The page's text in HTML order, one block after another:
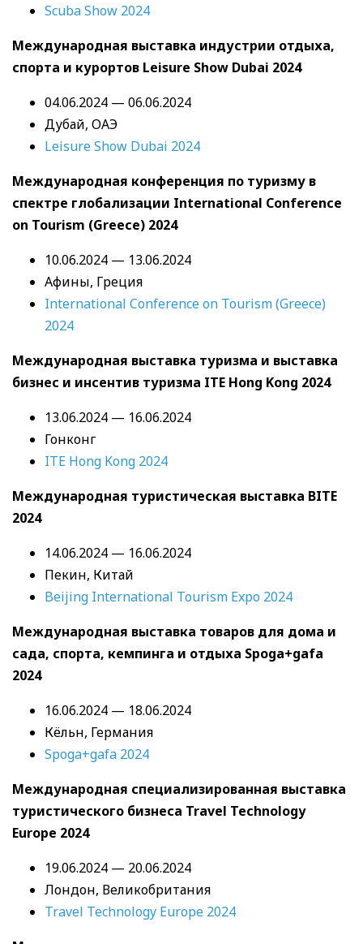
Scuba Show 2024
Международная выставка индустрии отдыха,
спорта и курортов Leisure Show Dubai 2024
04.06.2024 — 06.06.2024
Дубай, ОАЭ
Leisure Show Dubai 2024
Международная конференция по туризму в
спектре глобализации International Conference
on Tourism (Greece) 2024
10.06.2024 — 13.06.2024
Афины, Греция
International Conference on Tourism (Greece)
2024
Международная выставка туризма и выставка
бизнес и инсентив туризма ITE Hong Kong 2024
13.06.2024 — 16.06.2024
Гонконг
ITE Hong Kong 2024
Международная туристическая выставка BITE
2024
14.06.2024 — 16.06.2024
Пекин, Китай
Beijing International Tourism Expo 2024
Международная выставка товаров для дома и
сада, спорта, кемпинга и отдыха Spoga+gafa
2024
16.06.2024 — 18.06.2024
Кёльн, Германия
Spoga+gafa 2024
Международная специализированная выставка
туристического бизнеса Travel Technology
Europe 2024
19.06.2024 — 20.06.2024
Лондон, Великобритания
Travel Technology Europe 2024